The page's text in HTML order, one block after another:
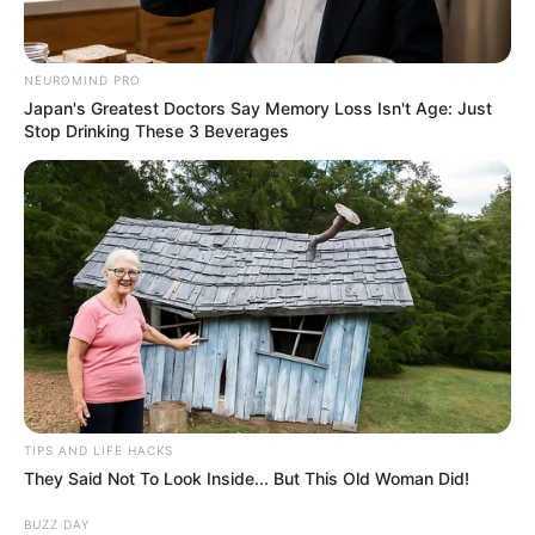
NEUROMIND PRO
Japan's Greatest Doctors Say Memory Loss Isn't Age: Just
Stop Drinking These 3 Beverages
TIPS AND LIFE HACKS
They Said Not To Look Inside... But This Old Woman Did!
BUZZ DAY